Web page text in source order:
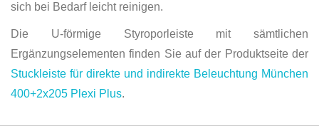
sich bei Bedarf leicht reinigen.
Die U-förmige Styroporleiste mit sämtlichen
Ergänzungselementen finden Sie auf der Produktseite der
Stuckleiste für direkte und indirekte Beleuchtung München
400+2x205 Plexi Plus.